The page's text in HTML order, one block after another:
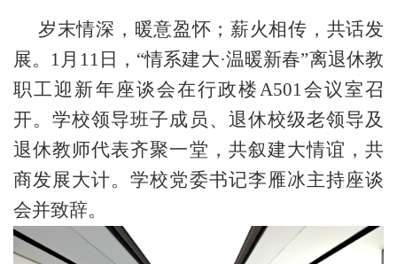
岁末情深，暖意盈怀；薪火相传，共话发
展。 1月11日，“情系建大·温暖新春”离退休教
职工迎新年座谈会在行政楼A501会议室召
开。学校领导班子成员、退休校级老领导及
退休教师代表齐聚一堂，共叙建大情谊，共
商发展大计。学校党委书记李雁冰主持座谈
会并致辞。